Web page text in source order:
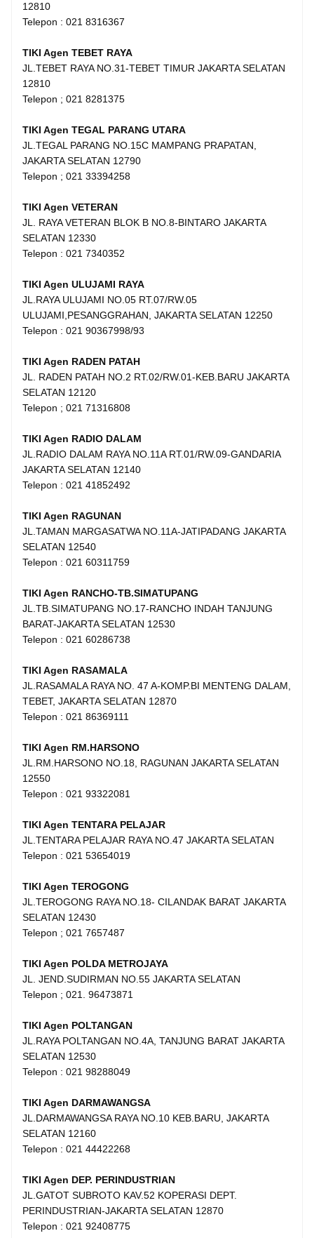
12810
Telepon : 021 8316367
TIKI Agen TEBET RAYA
JL.TEBET RAYA NO.31-TEBET TIMUR JAKARTA SELATAN
12810
Telepon ; 021 8281375
TIKI Agen TEGAL PARANG UTARA
JL.TEGAL PARANG NO.15C MAMPANG PRAPATAN,
JAKARTA SELATAN 12790
Telepon ; 021 33394258
TIKI Agen VETERAN
JL. RAYA VETERAN BLOK B NO.8-BINTARO JAKARTA
SELATAN 12330
Telepon : 021 7340352
TIKI Agen ULUJAMI RAYA
JL.RAYA ULUJAMI NO.05 RT.07/RW.05
ULUJAMI,PESANGGRAHAN, JAKARTA SELATAN 12250
Telepon : 021 90367998/93
TIKI Agen RADEN PATAH
JL. RADEN PATAH NO.2 RT.02/RW.01-KEB.BARU JAKARTA
SELATAN 12120
Telepon ; 021 71316808
TIKI Agen RADIO DALAM
JL.RADIO DALAM RAYA NO.11A RT.01/RW.09-GANDARIA
JAKARTA SELATAN 12140
Telepon : 021 41852492
TIKI Agen RAGUNAN
JL.TAMAN MARGASATWA NO.11A-JATIPADANG JAKARTA
SELATAN 12540
Telepon : 021 60311759
TIKI Agen RANCHO-TB.SIMATUPANG
JL.TB.SIMATUPANG NO.17-RANCHO INDAH TANJUNG
BARAT-JAKARTA SELATAN 12530
Telepon : 021 60286738
TIKI Agen RASAMALA
JL.RASAMALA RAYA NO. 47 A-KOMP.BI MENTENG DALAM,
TEBET, JAKARTA SELATAN 12870
Telepon : 021 86369111
TIKI Agen RM.HARSONO
JL.RM.HARSONO NO.18, RAGUNAN JAKARTA SELATAN
12550
Telepon : 021 93322081
TIKI Agen TENTARA PELAJAR
JL.TENTARA PELAJAR RAYA NO.47 JAKARTA SELATAN
Telepon : 021 53654019
TIKI Agen TEROGONG
JL.TEROGONG RAYA NO.18- CILANDAK BARAT JAKARTA
SELATAN 12430
Telepon ; 021 7657487
TIKI Agen POLDA METROJAYA
JL. JEND.SUDIRMAN NO.55 JAKARTA SELATAN
Telepon ; 021. 96473871
TIKI Agen POLTANGAN
JL.RAYA POLTANGAN NO.4A, TANJUNG BARAT JAKARTA
SELATAN 12530
Telepon : 021 98288049
TIKI Agen DARMAWANGSA
JL.DARMAWANGSA RAYA NO.10 KEB.BARU, JAKARTA
SELATAN 12160
Telepon : 021 44422268
TIKI Agen DEP. PERINDUSTRIAN
JL.GATOT SUBROTO KAV.52 KOPERASI DEPT.
PERINDUSTRIAN-JAKARTA SELATAN 12870
Telepon : 021 92408775